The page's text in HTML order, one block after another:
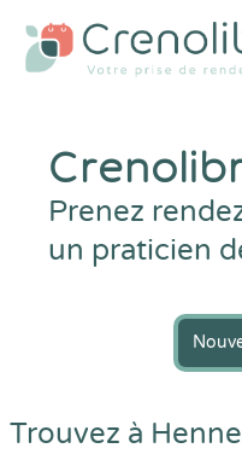
Prenez
un praticien
Trouvez à